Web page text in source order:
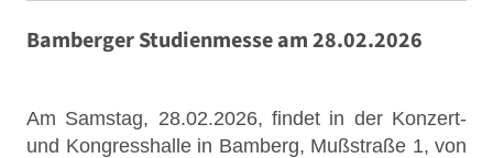
Bamberger Studienmesse am 28.02.2026
Am Samstag, 28.02.2026, findet in der Konzert-
und Kongresshalle in Bamberg, Mußstraße 1, von